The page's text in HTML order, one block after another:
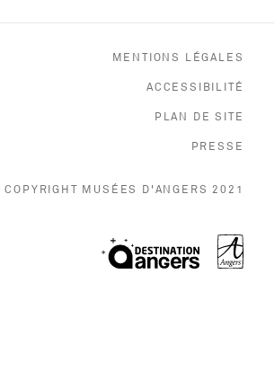
MENTIONS LÉGALES
ACCESSIBILITÉ
PLAN DE SITE
PRESSE
COPYRIGHT MUSÉES D'ANGERS 2021
, Ouvre une
,